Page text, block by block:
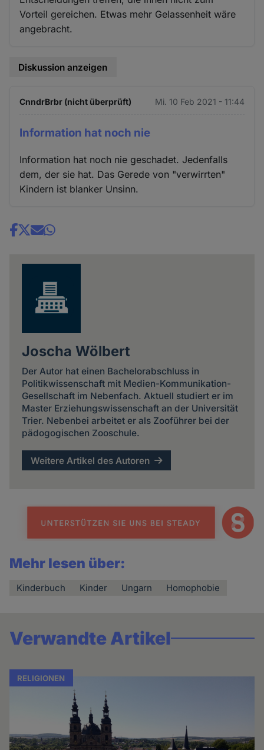
Vorteil gereichen. Etwas mehr Gelassenheit wäre
angebracht.
Diskussion anzeigen
CnndrBrbr (nicht überprüft) Mi. 10 Feb 2021 - 11:44
Information hat noch nie
Information hat noch nie geschadet. Jedenfalls
dem, der sie hat. Das Gerede von "verwirrten"
Kindern ist blanker Unsinn.
Share
Joscha Wölbert
Der Autor hat einen Bachelorabschluss in
Politikwissenschaft mit Medien-Kommunikation-
Gesellschaft im Nebenfach. Aktuell studiert er im
Master Erziehungswissenschaft an der Universität
Trier. Nebenbei arbeitet er als Zooführer bei der
pädogogischen Zooschule.
Weitere Artikel des Autoren
Mehr lesen über:
Kinderbuch Kinder Ungarn Homophobie
Verwandte Artikel
RELIGIONEN